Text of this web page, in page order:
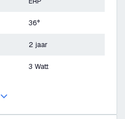
36°
2 jaar
3 Watt